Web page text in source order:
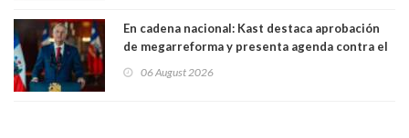
En cadena nacional: Kast destaca aprobación
de megarreforma y presenta agenda contra el
06 August 2026